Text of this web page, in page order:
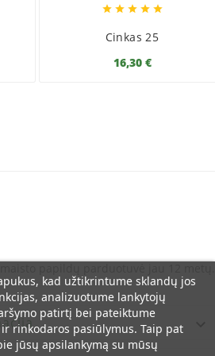
    
Cinkas 25
16,30 €
kad užtikrintume sklandų jos
analizuotume lankytojų
patirtį bei pateiktume
rinkodaros pasiūlymus. Taip pat
jūsų apsilankymą su mūsų